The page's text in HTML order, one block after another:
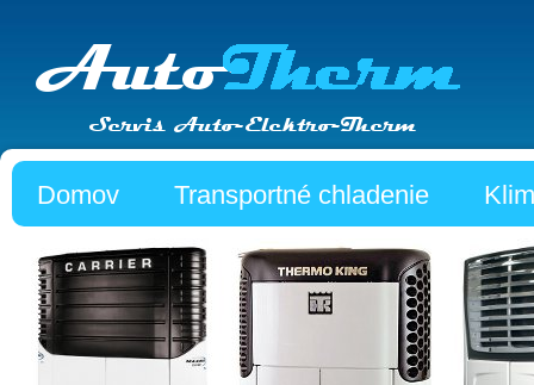
Domov Transportné chladenie